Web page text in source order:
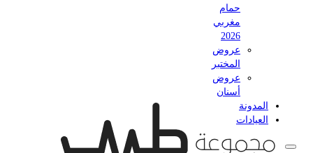
حمام
مغربي
عروض
المختبر
عروض
أسنان
المدونة
العيادات